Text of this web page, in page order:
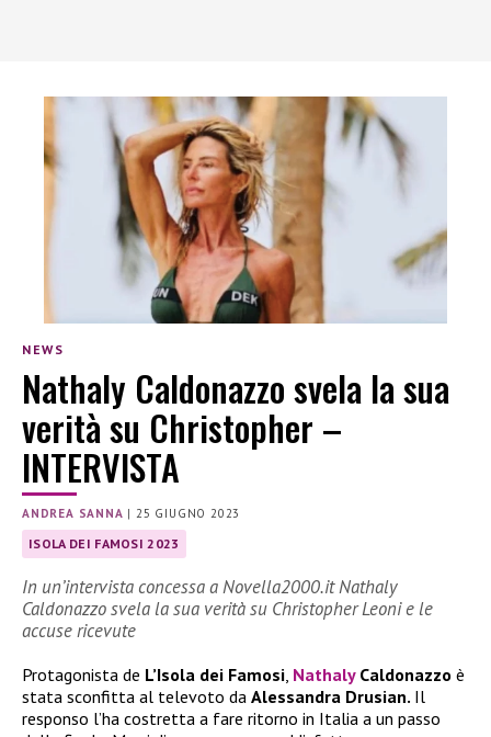
NEWS
Nathaly Caldonazzo svela la sua
verità su Christopher –
INTERVISTA
ANDREA SANNA | 25 GIUGNO 2023
ISOLA DEI FAMOSI 2023
In un’intervista concessa a Novella2000.it Nathaly
Caldonazzo svela la sua verità su Christopher Leoni e le
accuse ricevute
Protagonista de L’Isola dei Famosi, Nathaly Caldonazzo è
stata sconfitta al televoto da Alessandra Drusian. Il
responso l’ha costretta a fare ritorno in Italia a un passo